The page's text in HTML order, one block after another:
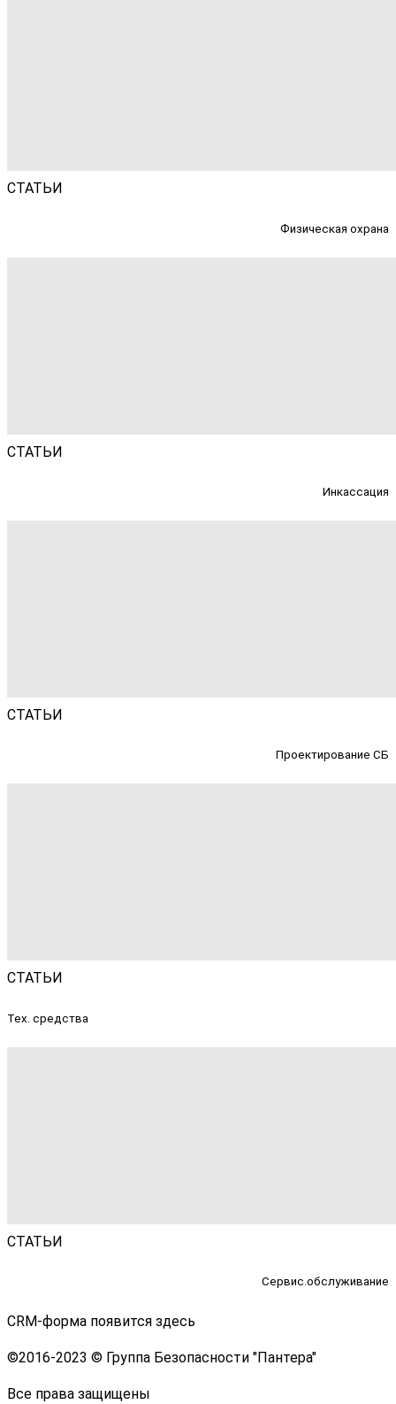
СТАТЬИ
Физическая охрана
СТАТЬИ
Инкассация
СТАТЬИ
Проектирование СБ
СТАТЬИ
Тех. средства
СТАТЬИ
Сервис.обслуживание
CRM-форма появится здесь
©2016-2023 © Группа Безопасности "Пантера"
Все права защищены